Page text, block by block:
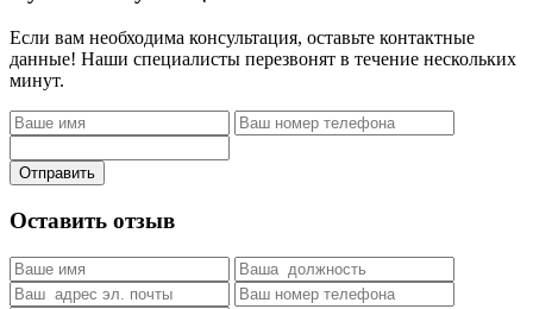
Если вам необходима консультация, оставьте контактные
данные! Наши специалисты перезвонят в течение нескольких
минут.
Отправить
Оставить отзыв